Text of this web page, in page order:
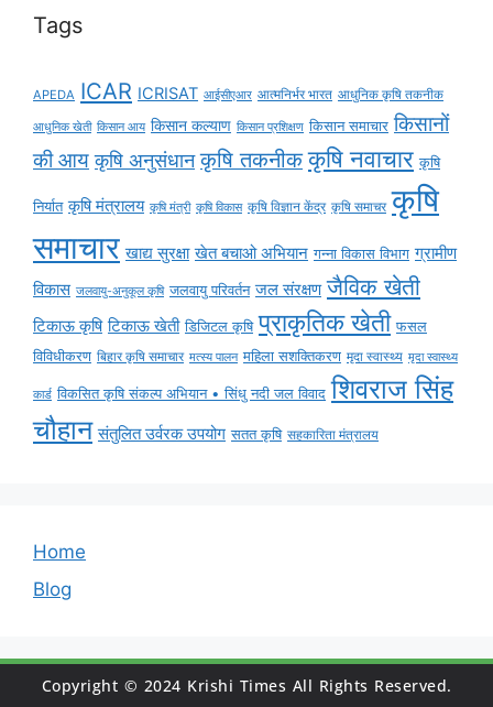
Tags
APEDA ICAR ICRISAT आईसीएआर आत्मनिर्भर भारत आधुनिक कृषि तकनीक
आधुनिक खेती किसान आय किसान कल्याण किसान प्रशिक्षण किसान समाचार किसानों
की आय कृषि अनुसंधान कृषि तकनीक कृषि नवाचार कृषि
निर्यात कृषि मंत्रालय कृषि मंत्री कृषि विकास कृषि विज्ञान केंद्र कृषि समाचर कृषि
समाचार खाद्य सुरक्षा खेत बचाओ अभियान गन्ना विकास विभाग ग्रामीण
विकास जलवायु-अनुकूल कृषि जलवायु परिवर्तन जल संरक्षण जैविक खेती
टिकाऊ कृषि टिकाऊ खेती डिजिटल कृषि प्राकृतिक खेती फसल
विविधीकरण बिहार कृषि समाचार मत्स्य पालन महिला सशक्तिकरण मृदा स्वास्थ्य मृदा स्वास्थ्य
कार्ड विकसित कृषि संकल्प अभियान • सिंधु नदी जल विवाद शिवराज सिंह
चौहान संतुलित उर्वरक उपयोग सतत कृषि सहकारिता मंत्रालय
Home
Blog
Copyright © 2024 Krishi Times All Rights Reserved.